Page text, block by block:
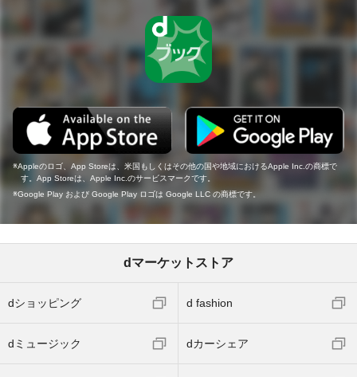
Appleのロゴ、App Storeは、米国もしくはその他の国や地域におけるApple Inc.の商標で
す。App Storeは、Apple Inc.のサービスマークです。
Google Play および Google Play ロゴは Google LLC の商標です。
dマーケットストア
dショッピング d fashion
dミュージック dカーシェア